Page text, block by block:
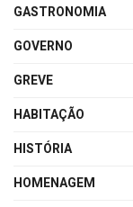
GASTRONOMIA
GOVERNO
GREVE
HABITAÇÃO
HISTÓRIA
HOMENAGEM